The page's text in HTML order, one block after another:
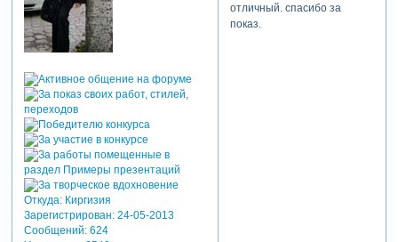
Откуда:Киргизия
Зарегистрирован: 24-05-2013
Сообщений:624
отличный. спасибо за
показ.